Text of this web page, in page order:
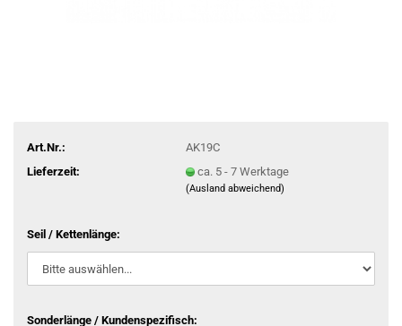
Art.Nr.:
AK19C
Lieferzeit:
ca. 5 - 7 Werktage
(Ausland abweichend)
Seil / Kettenlänge:
Sonderlänge / Kundenspezifisch: